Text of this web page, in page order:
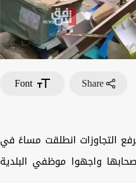
Share
Font
التجاوزات انطلقت مساءً في
واجهوا موظفي البلدية